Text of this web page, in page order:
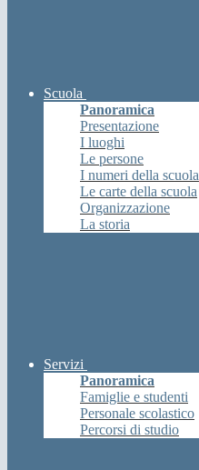
Scuola
Panoramica
Presentazione
I luoghi
Le persone
I numeri della scuola
Le carte della scuola
Organizzazione
La storia
Servizi
Panoramica
Famiglie e studenti
Personale scolastico
Percorsi di studio